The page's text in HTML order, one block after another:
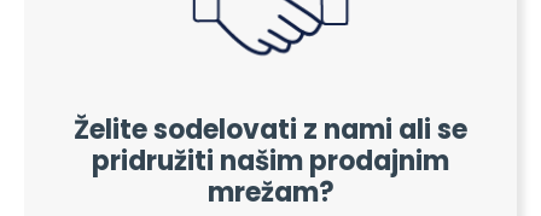
Želite sodelovati z nami ali se
pridružiti našim prodajnim
mrežam?